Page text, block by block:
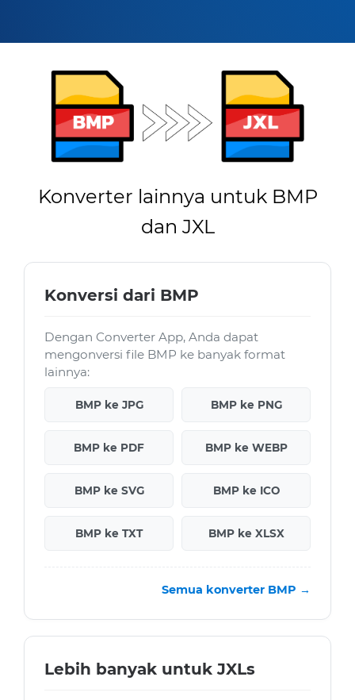
Konverter lainnya untuk BMP
dan JXL
Konversi dari BMP
Dengan Converter App, Anda dapat
mengonversi file BMP ke banyak format
lainnya:
BMP ke JPG BMP ke PNG
BMP ke PDF BMP ke WEBP
BMP ke SVG BMP ke ICO
BMP ke TXT BMP ke XLSX
Semua konverter BMP →
Lebih banyak untuk JXLs